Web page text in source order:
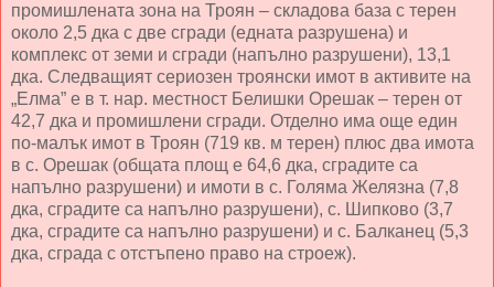
промишлената зона на Троян – складова база с терен
около 2,5 дка с две сгради (едната разрушена) и
комплекс от земи и сгради (напълно разрушени), 13,1
дка. Следващият сериозен троянски имот в активите на
„Елма” е в т. нар. местност Белишки Орешак – терен от
42,7 дка и промишлени сгради. Отделно има още един
по-малък имот в Троян (719 кв. м терен) плюс два имота
в с. Орешак (общата площ е 64,6 дка, сградите са
напълно разрушени) и имоти в с. Голяма Желязна (7,8
дка, сградите са напълно разрушени), с. Шипково (3,7
дка, сградите са напълно разрушени) и с. Балканец (5,3
дка, сграда с отстъпено право на строеж).